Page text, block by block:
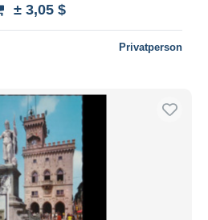
± 3,05 $
Privatperson